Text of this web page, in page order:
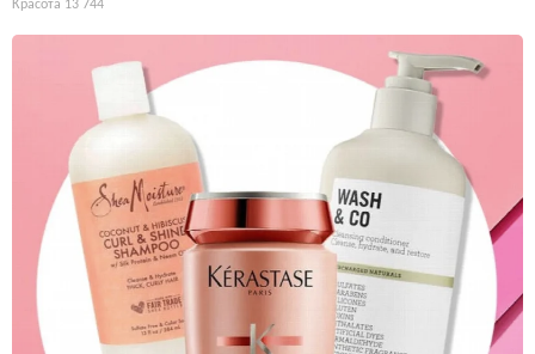
Красота 13 744